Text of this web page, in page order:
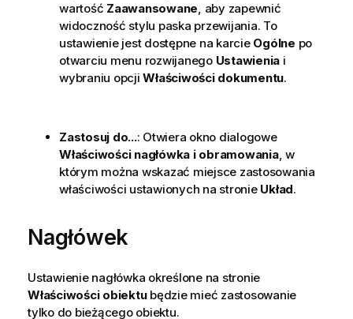
wartość Zaawansowane, aby zapewnić
widoczność stylu paska przewijania. To
ustawienie jest dostępne na karcie Ogólne po
otwarciu menu rozwijanego Ustawienia i
wybraniu opcjiWłaściwości dokumentu.
Zastosuj do...: Otwiera okno dialogowe
Właściwości nagłówka i obramowania, w
którym można wskazać miejsce zastosowania
właściwości ustawionych na stronie Układ.
Nagłówek
Ustawienie nagłówka określone na stronie
Właściwości obiektubędzie mieć zastosowanie
tylko do bieżącego obiektu.